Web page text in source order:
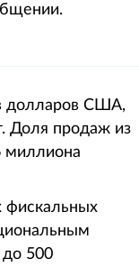
долларов США,
Доля продаж из
миллиона
фискальных
500